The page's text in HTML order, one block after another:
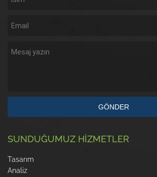
GÖNDER
SUNDUĞUMUZ HİZMETLER
Tasarım
Analiz